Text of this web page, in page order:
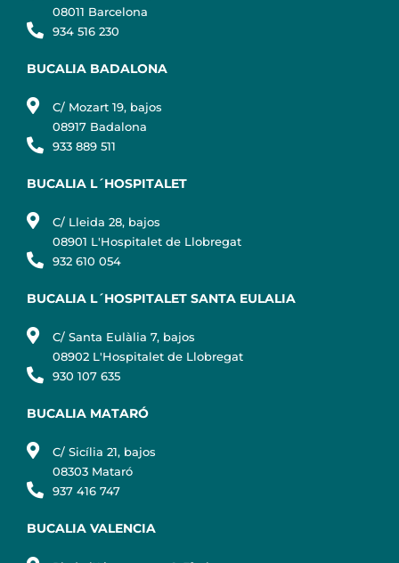
08011 Barcelona
934 516 230
BUCALIA BADALONA
C/ Mozart 19, bajos
08917 Badalona
933 889 511
BUCALIA L´HOSPITALET
C/ Lleida 28, bajos
08901 L'Hospitalet de Llobregat
932 610 054
BUCALIA L´HOSPITALET SANTA EULALIA
C/ Santa Eulàlia 7, bajos
08902 L'Hospitalet de Llobregat
930 107 635
BUCALIA MATARÓ
C/ Sicília 21, bajos
08303 Mataró
937 416 747
BUCALIA VALENCIA